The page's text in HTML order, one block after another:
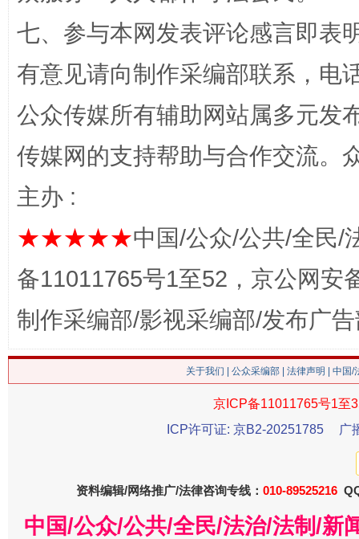
网上购药对药下症？
谢
七、参与本网发表评论感言即表
有意见请向制作采编部联系，电
公众传媒所有辅助网站属多元发
传媒网的支持帮助与合作交流。
主办 :
★★★★★中国/公众/公共/全民/
备11011765号1至52，京公网安
制作采编部/影视采编部/发布广
关于我们 公众采编部 法律声明 | 中国
京ICP备11011765号1至
ICP许可证: 京B2-20251785
广
资料编辑/网络推广/法律咨询专线： 010-89525216
中国/公众/公共/全民/法治/法制/新